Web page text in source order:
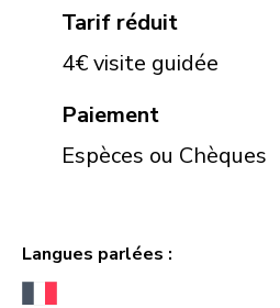
Tarif réduit
4€ visite guidée
Paiement
Espèces ou Chèques
Langues parlées :